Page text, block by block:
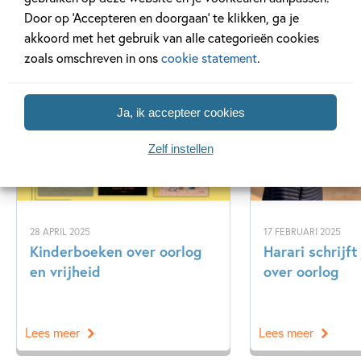
Door op ‘Accepteren en doorgaan’ te klikken, ga je
akkoord met het gebruik van alle categorieën cookies
zoals omschreven in onscookie statement.
Ja, ik accepteer cookies
Zelf instellen
Gerelateerde artikelen
28 APRIL 2025
Kinderboeken over oorlog
en vrijheid
Lees meer
17 FEBRUARI 2025
Harari schrijft
over oorlog
Lees meer